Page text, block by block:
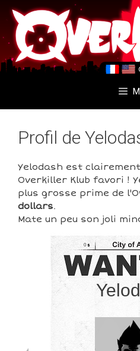
Aller
au
contenu
Aller
au
contenu
Profil de
Yelodash est
Overkiller Klub favori !
plus grosse prime de
dollars.
Mate un peu son joli
0